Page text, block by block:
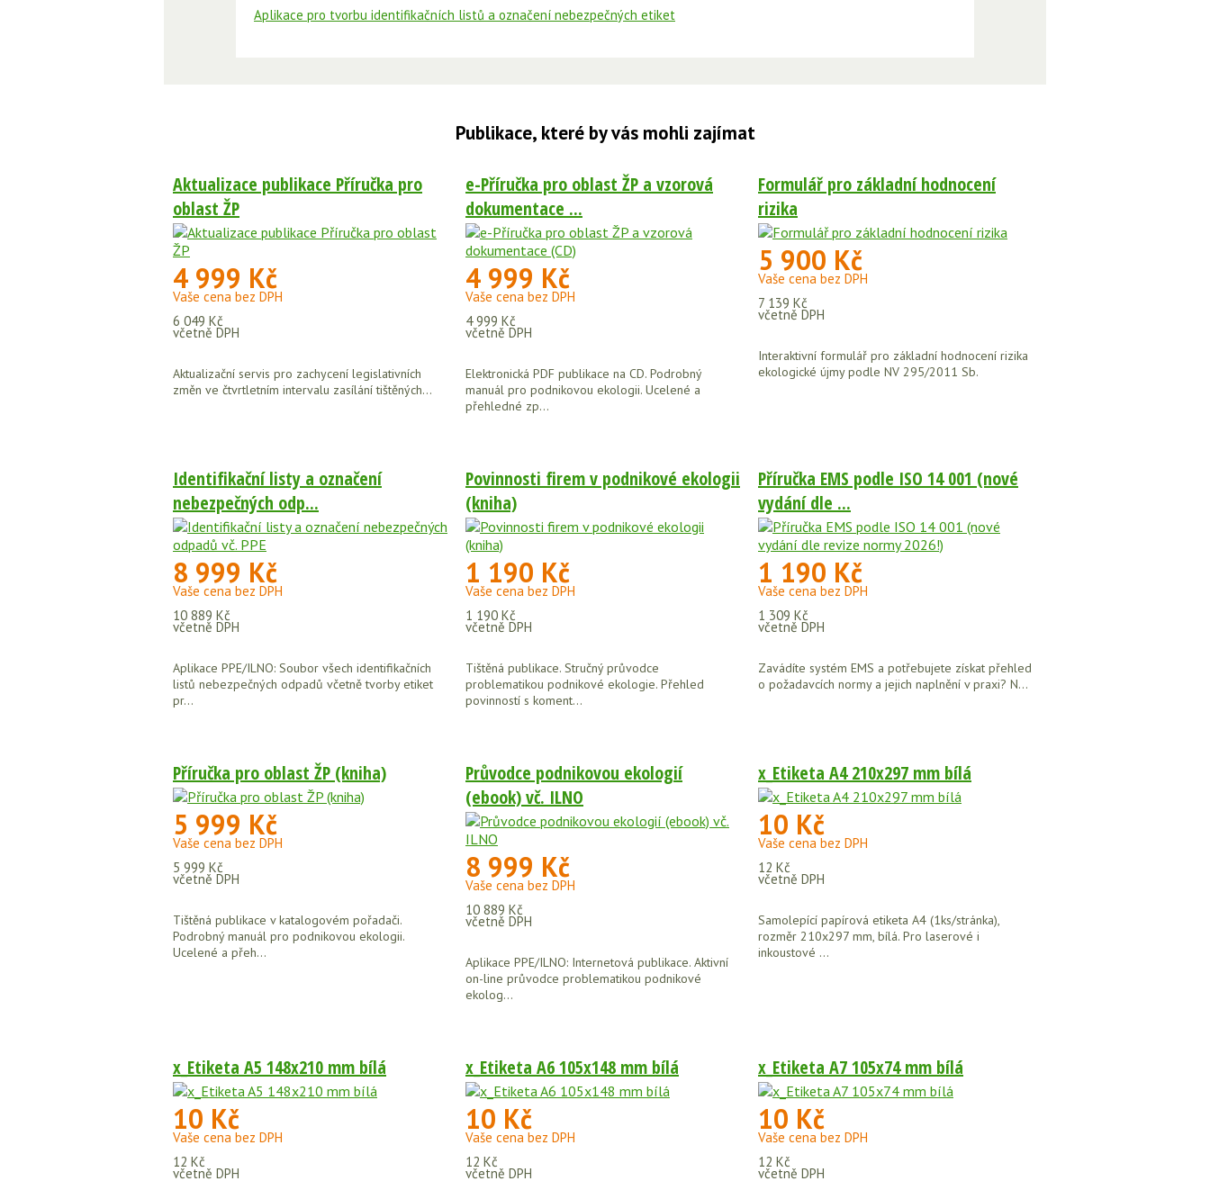
Aplikace pro tvorbu identifikačních listů a označení nebezpečných etiket
Publikace, které by vás mohli zajímat
Aktualizace publikace Příručka pro
oblast ŽP
4 999 Kč
Vaše cena bez DPH
6 049 Kč
včetně DPH
Aktualizační servis pro zachycení legislativních
změn ve čtvrtletním intervalu zasílání tištěných...
e-Příručka pro oblast ŽP a vzorová
dokumentace ...
4 999 Kč
Vaše cena bez DPH
4 999 Kč
včetně DPH
Elektronická PDF publikace na CD. Podrobný
manuál pro podnikovou ekologii. Ucelené a
přehledné zp...
Formulář pro základní hodnocení
rizika
5 900 Kč
Vaše cena bez DPH
7 139 Kč
včetně DPH
Interaktivní formulář pro základní hodnocení rizika
ekologické újmy podle NV 295/2011 Sb.
Identifikační listy a označení
nebezpečných odp...
8 999 Kč
Vaše cena bez DPH
10 889 Kč
včetně DPH
Aplikace PPE/ILNO: Soubor všech identifikačních
listů nebezpečných odpadů včetně tvorby etiket
pr...
Povinnosti firem v podnikové ekologii
(kniha)
1 190 Kč
Vaše cena bez DPH
1 190 Kč
včetně DPH
Tištěná publikace. Stručný průvodce
problematikou podnikové ekologie. Přehled
povinností s koment...
Příručka EMS podle ISO 14 001 (nové
vydání dle ...
1 190 Kč
Vaše cena bez DPH
1 309 Kč
včetně DPH
Zavádíte systém EMS a potřebujete získat přehled
o požadavcích normy a jejich naplnění v praxi? N...
Příručka pro oblast ŽP (kniha)
5 999 Kč
Vaše cena bez DPH
5 999 Kč
včetně DPH
Tištěná publikace v katalogovém pořadači.
Podrobný manuál pro podnikovou ekologii.
Ucelené a přeh...
Průvodce podnikovou ekologií
(ebook) vč. ILNO
8 999 Kč
Vaše cena bez DPH
10 889 Kč
včetně DPH
Aplikace PPE/ILNO: Internetová publikace. Aktivní
on-line průvodce problematikou podnikové
ekolog...
x_Etiketa A4 210x297 mm bílá
10 Kč
Vaše cena bez DPH
12 Kč
včetně DPH
Samolepící papírová etiketa A4 (1ks/stránka),
rozměr 210x297 mm, bílá. Pro laserové i
inkoustové ...
x_Etiketa A5 148x210 mm bílá
10 Kč
Vaše cena bez DPH
12 Kč
včetně DPH
x_Etiketa A6 105x148 mm bílá
10 Kč
Vaše cena bez DPH
12 Kč
včetně DPH
x_Etiketa A7 105x74 mm bílá
10 Kč
Vaše cena bez DPH
12 Kč
včetně DPH